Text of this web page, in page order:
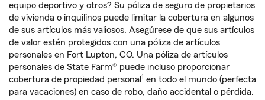
equipo deportivo y otros? Su póliza de seguro de propietarios
de vivienda o inquilinos puede limitar la cobertura en algunos
de sus artículos más valiosos. Asegúrese de que sus artículos
de valor estén protegidos con una póliza de artículos
personales en Fort Lupton, CO. Una póliza de artículos
personales de State Farm® puede incluso proporcionar
cobertura de propiedad personal 1 en todo el mundo (perfecta
para vacaciones) en caso de robo, daño accidental o pérdida.